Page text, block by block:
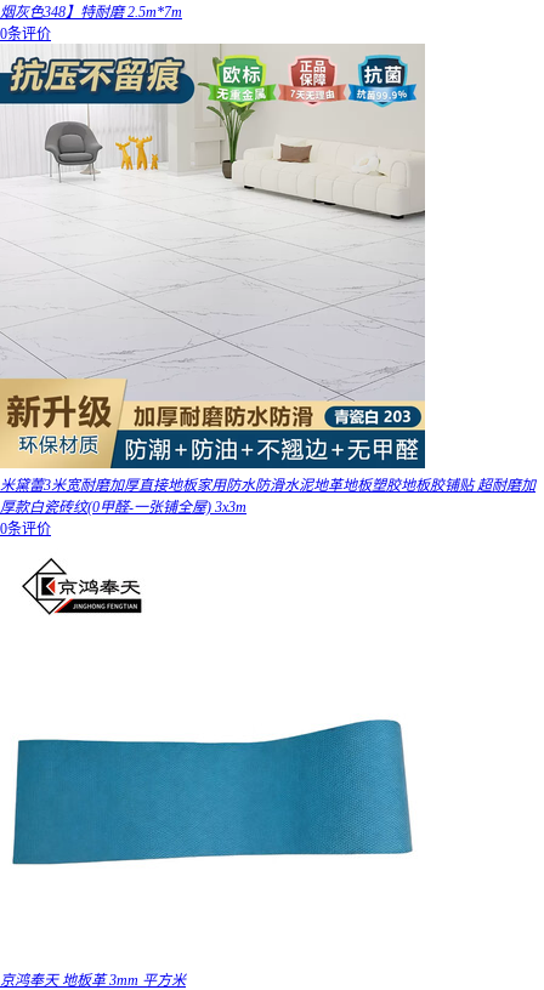
烟灰色348】特耐磨 2.5m*7m
0条评价
米黛蕾3米宽耐磨加厚直接地板家用防水防滑水泥地革地板塑胶地板胶铺贴 超耐磨加
厚款白瓷砖纹(0甲醛-一张铺全屋) 3x3m
0条评价
京鸿奉天 地板革 3mm 平方米